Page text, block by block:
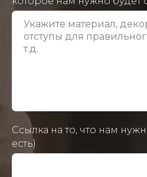
Ссылка на то, что нам
есть)